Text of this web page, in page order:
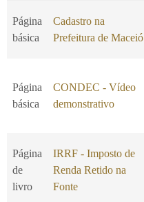
Página
básica
Cadastro na
Prefeitura de Maceió
Página
básica
CONDEC - Vídeo
demonstrativo
Página
de
livro
IRRF - Imposto de
Renda Retido na
Fonte